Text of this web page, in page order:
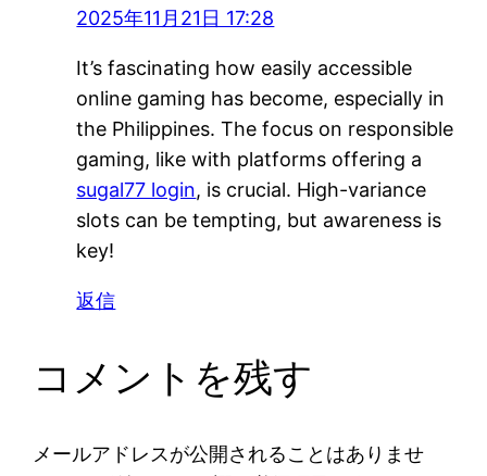
2025年11月21日 17:28
It’s fascinating how easily accessible
online gaming has become, especially in
the Philippines. The focus on responsible
gaming, like with platforms offering a
sugal77 login, is crucial. High-variance
slots can be tempting, but awareness is
key!
返信
コメントを残す
メールアドレスが公開されることはありませ